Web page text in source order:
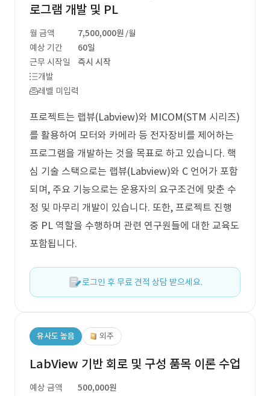
로그램 개발 및 PL
월 금액 7,500,000원 /월
예상 기간
60일
근무 시작일
즉시 시작
개발
레벨 미입력
프로젝트는 랩뷰(Labview)와 MICOM(STM 시리즈)
를 활용하여 모터와 카메라 등 전자장비를 제어하는
프로그램을 개발하는 것을 목표로 하고 있습니다. 핵
심 기술 스택으로는 랩뷰(Labview)와 C 언어가 포함
되며, 주요 기능으로는 운용자의 요구조건에 맞춘 수
정 및 마무리 개발이 있습니다. 또한, 프로젝트 진행
중 PL 역할을 수행하며 관련 연구원들에 대한 교육도
포함됩니다.
로그인 후 무료 견적 상담 받으세요.
유사도 높음 외주
LabView 기반 회로 및 구성 품목 이론 수업
예상 금액
500,000원